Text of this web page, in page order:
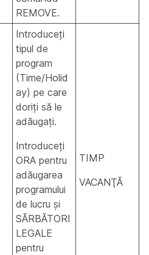
REMOVE.
Introduceți
tipul de
program
(Time/Holid
ay) pe care
doriți să le
adăugați.
Introduceți
ORA pentru
adăugarea
programului
de lucru și
SĂRBĂTORI
LEGALE
pentru
TIMP
VACANŢĂ